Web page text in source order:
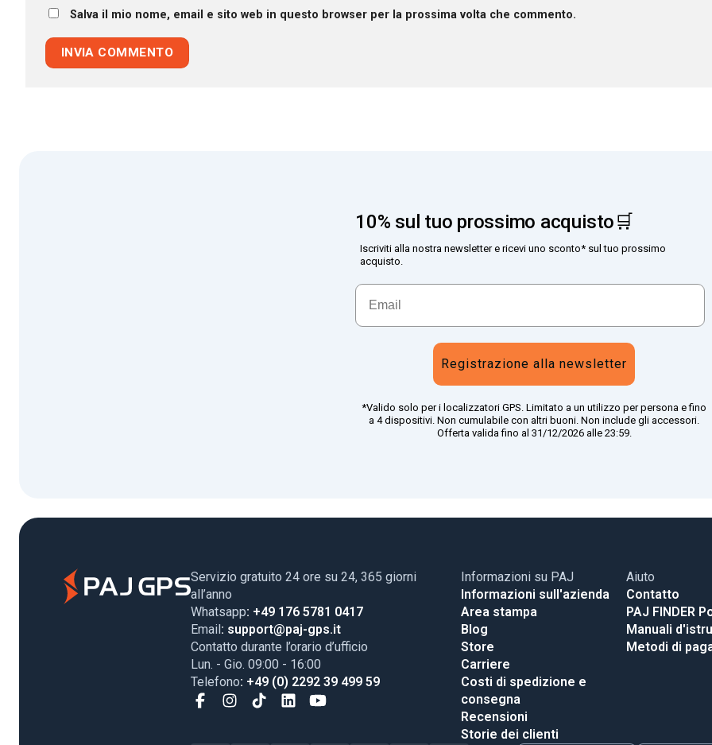
Salva il mio nome, email e sito web in questo browser per la prossima volta che commento.
10% sul tuo prossimo acquisto🛒
Iscriviti alla nostra newsletter e ricevi uno sconto* sul tuo prossimo
acquisto.
Registrazione alla newsletter
*Valido solo per i localizzatori GPS. Limitato a un utilizzo per persona e fino
a 4 dispositivi. Non cumulabile con altri buoni. Non include gli accessori.
Offerta valida fino al 31/12/2026 alle 23:59.
Servizio gratuito 24 ore su 24, 365 giorni
all’anno
Whatsapp: +49 176 5781 0417
Email : support@paj-gps.it
Contatto durante l’orario d’ufficio
Lun. - Gio. 09:00 - 16:00
Telefono: +49 (0) 2292 39 499 59
Informazioni su PAJ
Informazioni sull'azienda
Area stampa
Blog
Store
Carriere
Costi di spedizione e
consegna
Recensioni
Storie dei clienti
Aiuto
Contatto
PAJ FINDER
Manuali
Metodi di